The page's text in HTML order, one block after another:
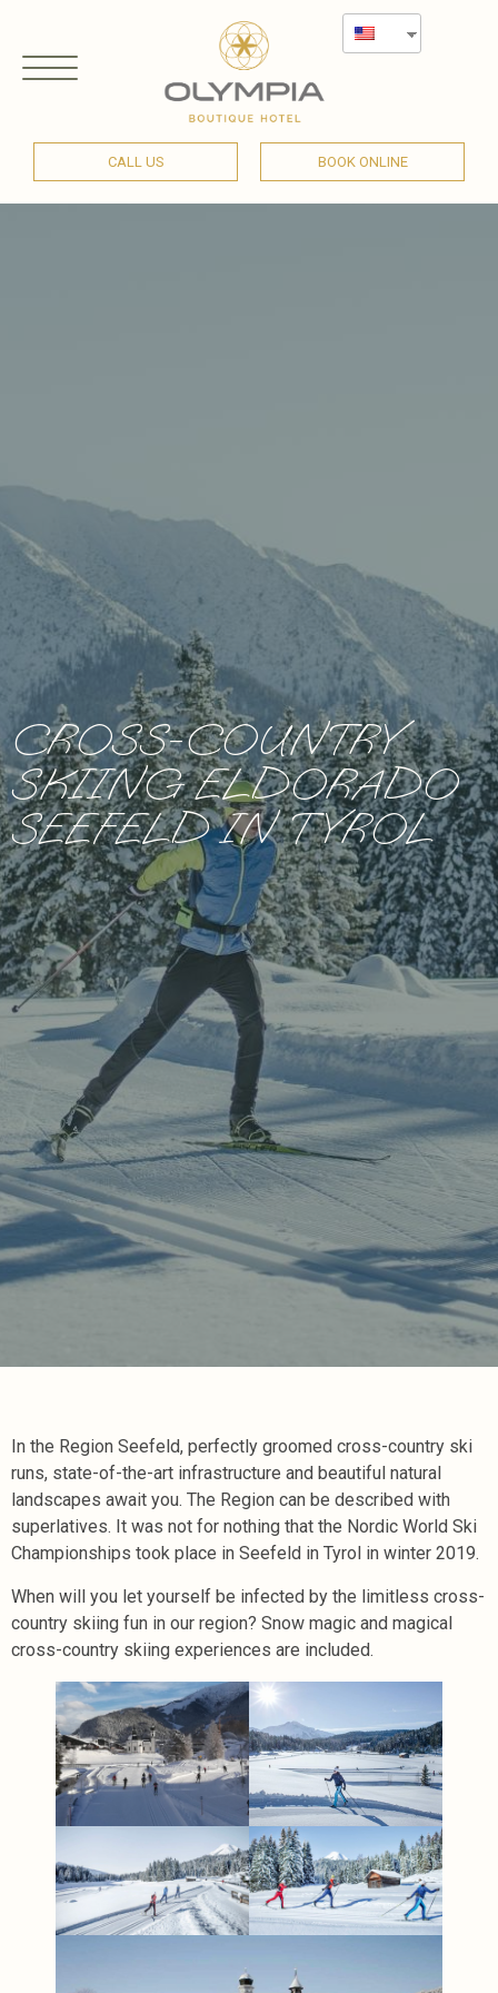
CALL US BOOK ONLINE
CROSS-COUNTRY
SKIING ELDORADO
SEEFELD IN TYROL
In the Region Seefeld, perfectly groomed cross-country ski
runs, state-of-the-art infrastructure and beautiful natural
landscapes await you. The Region can be described with
superlatives. It was not for nothing that the Nordic World Ski
Championships took place in Seefeld in Tyrol in winter 2019.
When will you let yourself be infected by the limitless cross-
country skiing fun in our region? Snow magic and magical
cross-country skiing experiences are included.